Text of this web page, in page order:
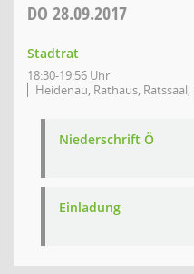
DO 28.09.2017
Stadtrat
18:30-19:56 Uhr
Heidenau, Rathaus,
Niederschrift Ö
Einladung